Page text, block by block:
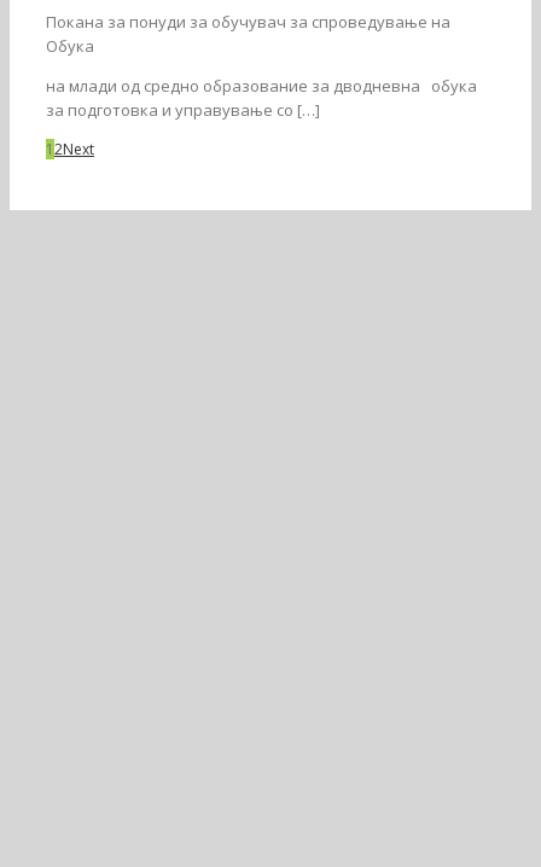
Покана за понуди за обучувач за спроведување на
Обука
на млади од средно образование за дводневна обука
за подготовка и управување со […]
12Next